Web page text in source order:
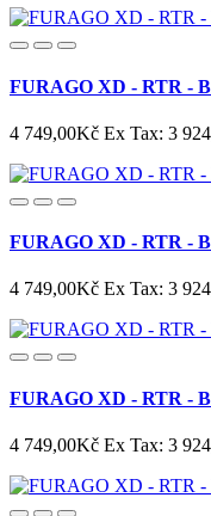
FURAGO XD - RTR -
4 749,00Kč Ex Tax: 3
FURAGO XD - RTR -
4 749,00Kč Ex Tax: 3
FURAGO XD - RTR -
4 749,00Kč Ex Tax: 3